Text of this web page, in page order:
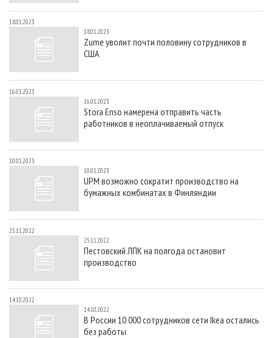
18.01.2023
18.01.2023
Zume уволит почти половину сотрудников в
США
16.01.2023
16.01.2023
Stora Enso намерена отправить часть
работников в неоплачиваемый отпуск
10.01.2023
10.01.2023
UPM возможно сократит производство на
бумажных комбинатах в Финляндии
25.11.2022
25.11.2022
Пестовский ЛПК на полгода остановит
производство
14.10.2022
14.10.2022
В России 10 000 сотрудников сети Ikea остались
без работы